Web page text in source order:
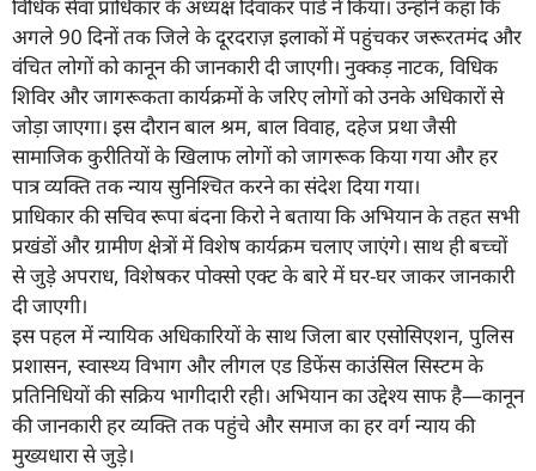
विधिक सेवा प्राधिकार के अध्यक्ष दिवाकर पांडे ने किया। उन्होंने कहा कि
अगले 90 दिनों तक जिले के दूरदराज़ इलाकों में पहुंचकर जरूरतमंद और
वंचित लोगों को कानून की जानकारी दी जाएगी। नुक्कड़ नाटक, विधिक
शिविर और जागरूकता कार्यक्रमों के जरिए लोगों को उनके अधिकारों से
जोड़ा जाएगा। इस दौरान बाल श्रम, बाल विवाह, दहेज प्रथा जैसी
सामाजिक कुरीतियों के खिलाफ लोगों को जागरूक किया गया और हर
पात्र व्यक्ति तक न्याय सुनिश्चित करने का संदेश दिया गया।
प्राधिकार की सचिव रूपा बंदना किरो ने बताया कि अभियान के तहत सभी
प्रखंडों और ग्रामीण क्षेत्रों में विशेष कार्यक्रम चलाए जाएंगे। साथ ही बच्चों
से जुड़े अपराध, विशेषकर पोक्सो एक्ट के बारे में घर-घर जाकर जानकारी
दी जाएगी।
इस पहल में न्यायिक अधिकारियों के साथ जिला बार एसोसिएशन, पुलिस
प्रशासन, स्वास्थ्य विभाग और लीगल एड डिफेंस काउंसिल सिस्टम के
प्रतिनिधियों की सक्रिय भागीदारी रही। अभियान का उद्देश्य साफ है—कानून
की जानकारी हर व्यक्ति तक पहुंचे और समाज का हर वर्ग न्याय की
मुख्यधारा से जुड़े।